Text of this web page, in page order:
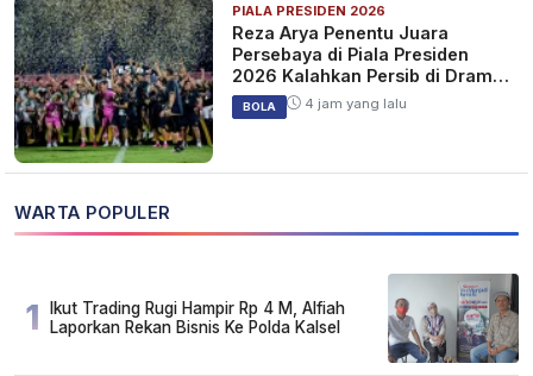
PIALA PRESIDEN 2026
Reza Arya Penentu Juara
Persebaya di Piala Presiden
2026 Kalahkan Persib di Drama
Adu Penalti
BOLA 4 jam yang lalu
WARTA POPULER
1
Ikut Trading Rugi Hampir Rp 4 M, Alfiah
Laporkan Rekan Bisnis Ke Polda Kalsel